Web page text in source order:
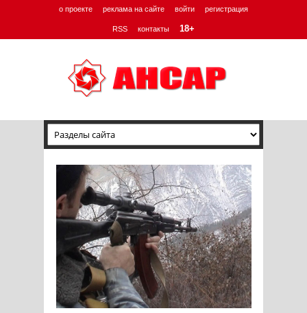
о проекте реклама на сайте войти регистрация
RSS контакты 18+